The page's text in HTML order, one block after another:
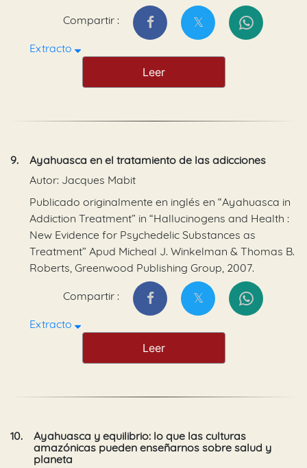
Compartir :
Extracto
Leer
9.
Ayahuasca en el tratamiento de las adicciones
Autor: Jacques Mabit
Publicado originalmente en inglés en “Ayahuasca in
Addiction Treatment” in “Hallucinogens and Health :
New Evidence for Psychedelic Substances as
Treatment” Apud Micheal J. Winkelman & Thomas B.
Roberts, Greenwood Publishing Group, 2007.
Compartir :
Extracto
Leer
10.
Ayahuasca y equilibrio: lo que las culturas
amazónicas pueden enseñarnos sobre salud y
planeta